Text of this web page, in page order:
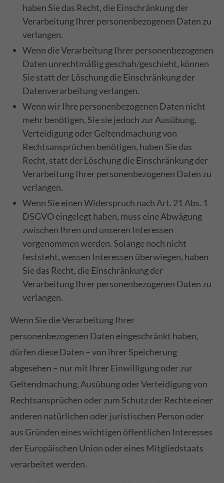
haben Sie das Recht, die Einschränkung der
Verarbeitung Ihrer personenbezogenen Daten zu
verlangen.
Wenn die Verarbeitung Ihrer personenbezogenen
Daten unrechtmäßig geschah/geschieht, können
Sie statt der Löschung die Einschränkung der
Datenverarbeitung verlangen.
Wenn wir Ihre personenbezogenen Daten nicht
mehr benötigen, Sie sie jedoch zur Ausübung,
Verteidigung oder Geltendmachung von
Rechtsansprüchen benötigen, haben Sie das
Recht, statt der Löschung die Einschränkung der
Verarbeitung Ihrer personenbezogenen Daten zu
verlangen.
Wenn Sie einen Widerspruch nach Art. 21 Abs. 1
DSGVO eingelegt haben, muss eine Abwägung
zwischen Ihren und unseren Interessen
vorgenommen werden. Solange noch nicht
feststeht, wessen Interessen überwiegen, haben
Sie das Recht, die Einschränkung der
Verarbeitung Ihrer personenbezogenen Daten zu
verlangen.
Wenn Sie die Verarbeitung Ihrer
personenbezogenen Daten eingeschränkt haben,
dürfen diese Daten – von ihrer Speicherung
abgesehen – nur mit Ihrer Einwilligung oder zur
Geltendmachung, Ausübung oder Verteidigung von
Rechtsansprüchen oder zum Schutz der Rechte einer
anderen natürlichen oder juristischen Person oder
aus Gründen eines wichtigen öffentlichen Interesses
der Europäischen Union oder eines Mitgliedstaats
verarbeitet werden.